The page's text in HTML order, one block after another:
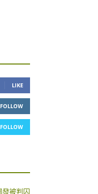
LIKE
FOLLOW
FOLLOW